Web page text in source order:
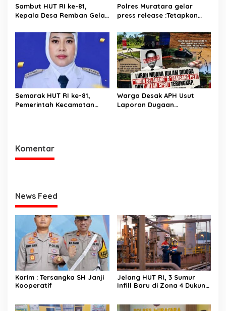
Sambut HUT RI ke-81,
Kepala Desa Remban Gelar
Panitia
Polres Muratara gelar
press release :Tetapkan
Tersangka Kecelakaan
Maut antara Bus ALS dan
Tangki BBM Tewaskan 19
Orang
Semarak HUT RI ke-81,
Pemerintah Kecamatan
Warga Desak APH Usut
Laporan Dugaan
Komentar
News Feed
Karim : Tersangka SH Janji
Kooperatif
Jelang HUT RI, 3 Sumur
Infill Baru di Zona 4 Dukung